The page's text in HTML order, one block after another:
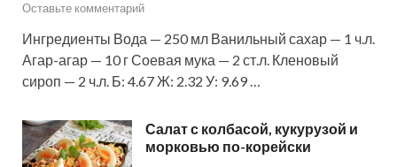
Оставьте комментарий
Ингредиенты Вода — 250 мл Ванильный сахар — 1 ч.л.
Агар-агар — 10 г Соевая мука — 2 ст.л. Кленовый
сироп — 2 ч.л. Б: 4.67 Ж: 2.32 У: 9.69 …
Салат с колбасой, кукурузой и
морковью по-корейски